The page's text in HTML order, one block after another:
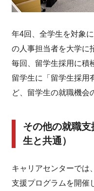
年4回、全学生を対象
の人事担当者を大学に
毎回、留学生採用に積
留学生に「留学生採用
ど、留学生の就職機会
その他の就職
生と共通）
キャリアセンターでは
支援プログラムを開催